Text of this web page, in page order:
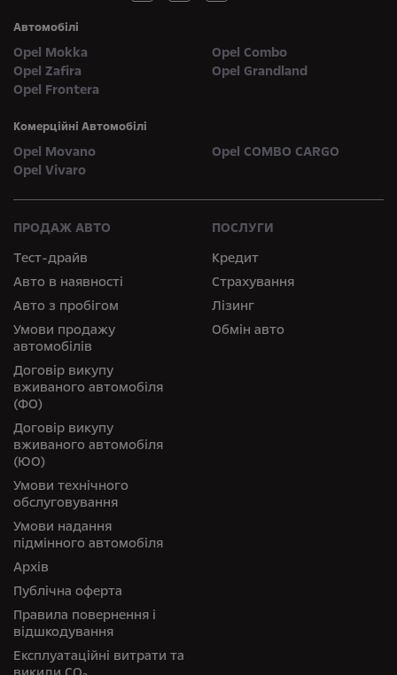
Автомобілі
Opel Mokka
Opel Combo
Opel Zafira
Opel Grandland
Opel Frontera
Комерційні Автомобілі
Opel Movano
Opel COMBO CARGO
Opel Vivaro
ПРОДАЖ АВТО
Тест-драйв
Авто в наявності
Авто з пробігом
Умови продажу
автомобілів
Договір викупу
вживаного автомобіля
(ФО)
Договір викупу
вживаного автомобіля
(ЮО)
Умови технічного
обслуговування
Умови надання
підмінного автомобіля
Архів
Публічна оферта
Правила повернення і
відшкодування
Експлуатаційні витрати та
ПОСЛУГИ
Кредит
Страхування
Лізинг
Обмін авто